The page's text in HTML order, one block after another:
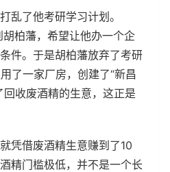
乱了他考研学习计划。
柏藩，希望让他办一个企
件。于是胡柏藩放弃了考研
了一家厂房，创建了“新昌
回收废酒精的生意，这正是
凭借废酒精生意赚到了10
精门槛极低，并不是一个长